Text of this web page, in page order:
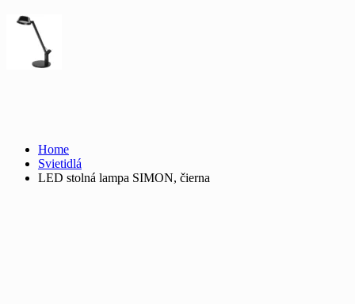
Home
Svietidlá
LED stolná lampa SIMON, čierna